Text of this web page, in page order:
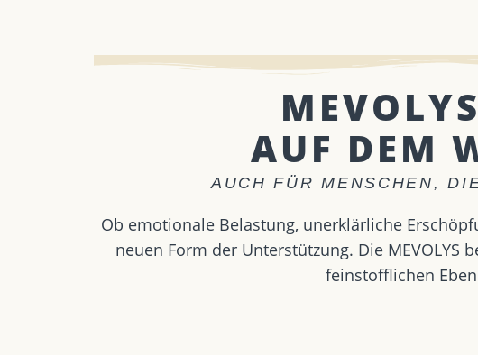
AUF DEM
AUCH FÜR MENSCHEN,
Ob emotionale Belastung, unerklärliche
neuen Form der Unterstützung. Die
feinstofflichen